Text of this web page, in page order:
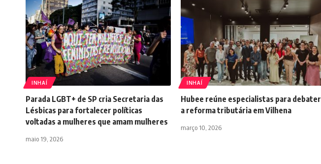
INHAÍ
Parada LGBT+ de SP cria Secretaria das
Lésbicas para fortalecer políticas
voltadas a mulheres que amam mulheres
maio 19, 2026
INHAÍ
Hubee reúne especialistas para debater
a reforma tributária em Vilhena
março 10, 2026